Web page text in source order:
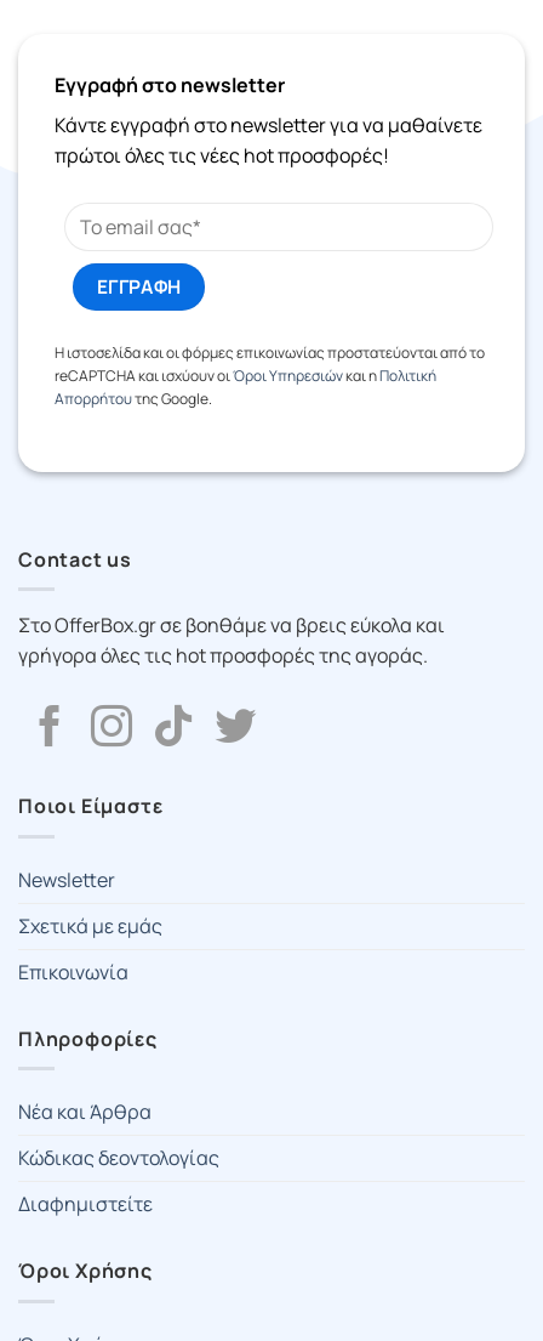
Εγγραφή στο newsletter
Κάντε εγγραφή στο newsletter για να μαθαίνετε
πρώτοι όλες τις νέες hot προσφορές!
Η ιστοσελίδα και οι φόρμες επικοινωνίας προστατεύονται από το
reCAPTCHA και ισχύουν οιΌροι Υπηρεσιώνκαι ηΠολιτική
Απορρήτουτης Google.
Contact us
Στο OfferBox.gr σε βοηθάμε να βρεις εύκολα και
γρήγορα όλες τις hot προσφορές της αγοράς.
Ποιοι Είμαστε
Newsletter
Σχετικά με εμάς
Επικοινωνία
Πληροφορίες
Νέα και Άρθρα
Κώδικας δεοντολογίας
Διαφημιστείτε
Όροι Χρήσης